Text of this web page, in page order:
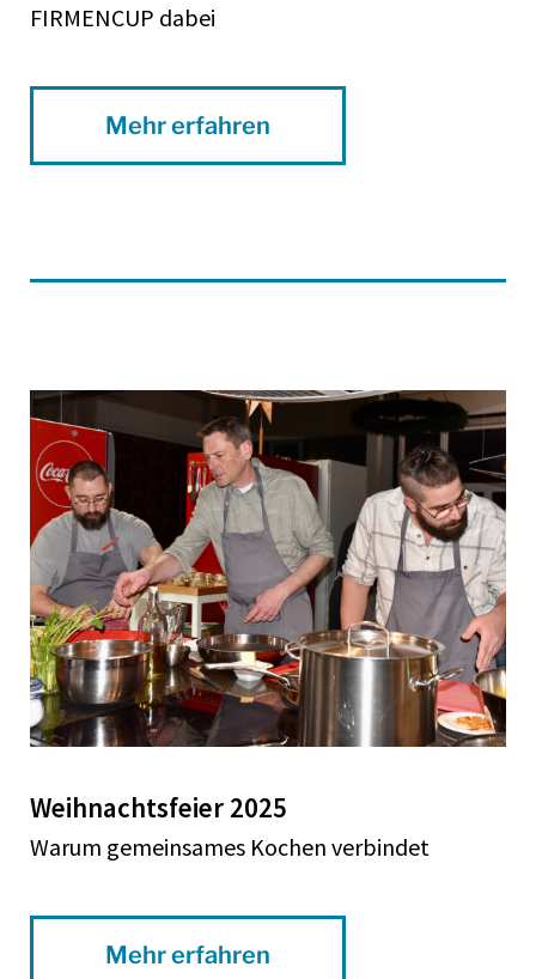
FIRMENCUP dabei
Mehr erfahren
Weihnachtsfeier 2025
Warum gemeinsames Kochen verbindet
Mehr erfahren